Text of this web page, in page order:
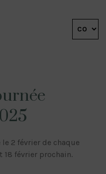
2 février de chaque
18 février prochain.